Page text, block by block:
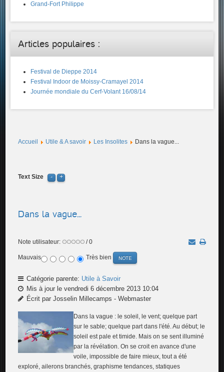
Grand-Fort Philippe
Articles populaires :
Festival de Dieppe 2014
Festival Indoor de Moissy-Cramayel 2014
Journée mondiale du Cerf-Volant 16/08/14
Accueil Utile & A savoir Les Insolites Dans la vague...
Text Size
Dans la vague...
Note utilisateur: / 0
Mauvais Très bien
Catégorie parente: Utile à Savoir
Mis à jour le vendredi 6 décembre 2013 10:04
Écrit par Josselin Millecamps - Webmaster
Dans la vague : le soleil, le vent; quelque part
sur le sable; quelque part dans l'été. Au début; le
soleil est pale et timide. Mais on se sent illuminé
par la révélation. On se croit en avance d'une
voile, impossible de faire mieux, tout a été
exploré, ailerons branchés, graphisme tendances, statiques